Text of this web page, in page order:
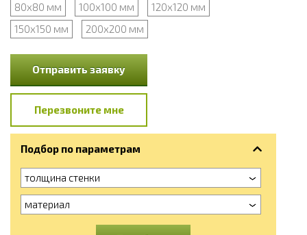
80х80 мм
100х100 мм
120х120 мм
150х150 мм
200х200 мм
Отправить заявку
Перезвоните мне
Подбор по параметрам
толщина стенки
материал